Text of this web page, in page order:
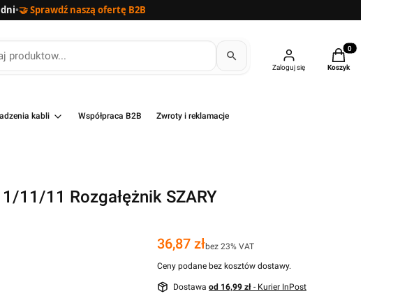
•🤝 Sprawdź naszą ofertę B2B
Zaloguj się
Produkty w
Koszyk
kabli Współpraca B2B Zwroty i reklamacje
11/11 Rozgałężnik SZARY
Cena
36,87 złbez 23% VAT
Ceny podane bez kosztów dostawy.
Dostawa od 16,99 zł - Kurier InPost